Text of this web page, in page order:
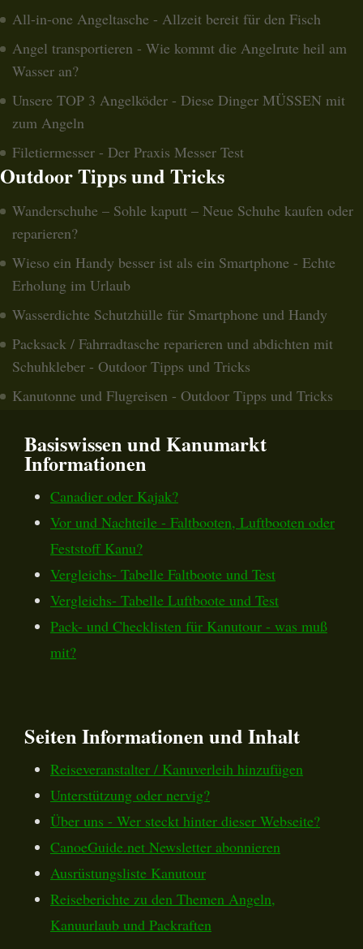
All-in-one Angeltasche - Allzeit bereit für den Fisch
Angel transportieren - Wie kommt die Angelrute heil am
Wasser an?
Unsere TOP 3 Angelköder - Diese Dinger MÜSSEN mit
zum Angeln
Filetiermesser - Der Praxis Messer Test
Outdoor Tipps und Tricks
Wanderschuhe – Sohle kaputt – Neue Schuhe kaufen oder
reparieren?
Wieso ein Handy besser ist als ein Smartphone - Echte
Erholung im Urlaub
Wasserdichte Schutzhülle für Smartphone und Handy
Packsack / Fahrradtasche reparieren und abdichten mit
Schuhkleber - Outdoor Tipps und Tricks
Kanutonne und Flugreisen - Outdoor Tipps und Tricks
Basiswissen und Kanumarkt
Informationen
Canadier oder Kajak?
Vor und Nachteile - Faltbooten, Luftbooten oder
Feststoff Kanu?
Vergleichs- Tabelle Faltboote und Test
Vergleichs- Tabelle Luftboote und Test
Pack- und Checklisten für Kanutour - was muß
mit?
Seiten Informationen und Inhalt
Reiseveranstalter / Kanuverleih hinzufügen
Unterstützung oder nervig?
Über uns - Wer steckt hinter dieser Webseite?
CanoeGuide.net Newsletter abonnieren
Ausrüstungsliste Kanutour
Reiseberichte zu den Themen Angeln,
Kanuurlaub und Packraften